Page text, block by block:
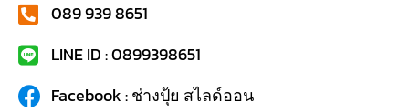
089 939 8651
LINE ID : 0899398651
Facebook : ช่างปุ้ย สไลด์ออน